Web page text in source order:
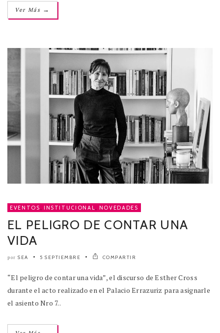
Ver Más →
EVENTOS , INSTITUCIONAL, NOVEDADES
EL PELIGRO DE CONTAR UNA
VIDA
por SEA 5 SEPTIEMBRE COMPARTIR
“El peligro de contar una vida”, el discurso de Esther Cross
durante el acto realizado en el Palacio Errazuriz para asignarle
el asiento Nro 7..